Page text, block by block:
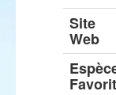
Site
Web